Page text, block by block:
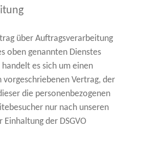
über Auftragsverarbeitung
oben genannten Dienstes
es sich um einen
Vertrag, der
die personenbezogenen
nur nach unseren
der DSGVO